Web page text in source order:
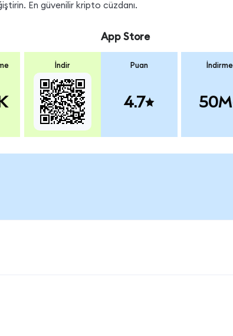
En güvenilir kripto cüzdanı.
İndir
App Store
Puan
4.7
İndirme